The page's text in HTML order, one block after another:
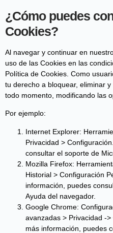
¿Cómo puedes
Cookies?
Al navegar y continuar en
uso de las Cookies en las
Política de Cookies. Como
tu derecho a bloquear, eliminar
todo momento, modificando las
Por ejemplo:
Internet Explorer:
Privacidad >
consultar el soporte de
Mozilla Firefox:
Historial > Configuración
información, puedes
Ayuda del navegador.
Google Chrome:
avanzadas > Privacidad -
más información, puedes